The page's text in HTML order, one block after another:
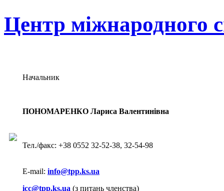
Центр міжнародного
Начальник
ПОНОМАРЕНКО Лариса Валентинівна
Тел./факс: +38 0552 32-52-38, 32-54-98
E-mail: info@tpp.ks.ua
icc@tpp.ks.ua (з питань членства)